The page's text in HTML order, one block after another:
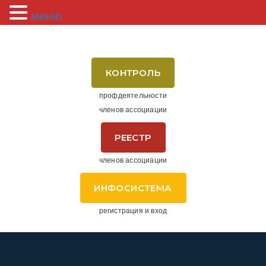
КОНТРОЛЬ
профдеятельности
членов ассоциации
РЕЕСТР
членов ассоциации
ИНФОСИСТЕМА
регистрация и вход
меню